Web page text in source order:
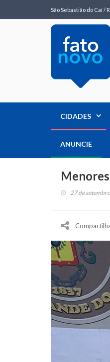
São Sebastião do Caí /
CIDADES
ANUNCIE
27 de